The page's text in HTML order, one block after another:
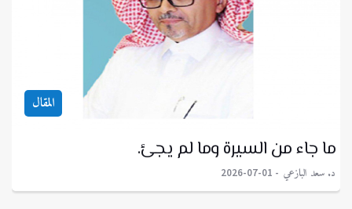
المقال
ما جاء من السيرة وما لم يجئ.
د. سعد البازعي 2026-07-01